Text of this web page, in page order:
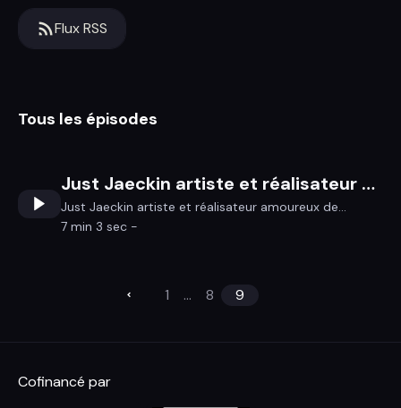
Flux RSS
Tous les épisodes
Just Jaeckin artiste et réalisateur amoureux de la Bretagne
Just Jaeckin artiste et réalisateur amoureux de...
7 min 3 sec -
1 ... 8 9
Cofinancé par